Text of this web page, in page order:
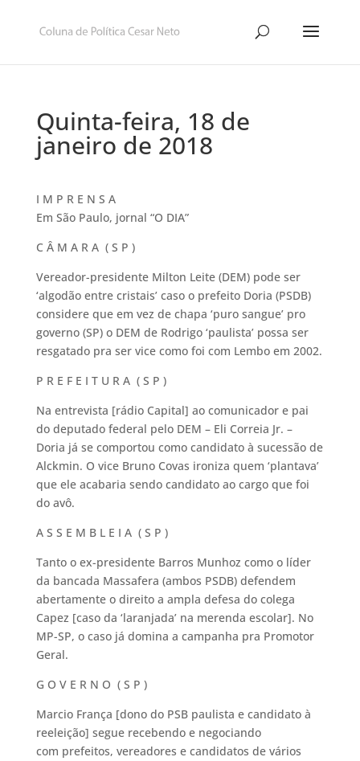
Quinta-feira, 18 de
janeiro de 2018
I M P R E N S A
Em São Paulo, jornal “O DIA”
C Â M A R A ( S P )
Vereador-presidente Milton Leite (DEM) pode ser
‘algodão entre cristais’ caso o prefeito Doria (PSDB)
considere que em vez de chapa ‘puro sangue’ pro
governo (SP) o DEM de Rodrigo ‘paulista’ possa ser
resgatado pra ser vice como foi com Lembo em 2002.
P R E F E I T U R A ( S P )
Na entrevista [rádio Capital] ao comunicador e pai
do deputado federal pelo DEM – Eli Correia Jr. –
Doria já se comportou como candidato à sucessão de
Alckmin. O vice Bruno Covas ironiza quem ‘plantava’
que ele acabaria sendo candidato ao cargo que foi
do avô.
A S S E M B L E I A ( S P )
Tanto o ex-presidente Barros Munhoz como o líder
da bancada Massafera (ambos PSDB) defendem
abertamente o direito a ampla defesa do colega
Capez [caso da ‘laranjada’ na merenda escolar]. No
MP-SP, o caso já domina a campanha pra Promotor
Geral.
G O V E R N O ( S P )
Marcio França [dono do PSB paulista e candidato à
reeleição] segue recebendo e negociando
com prefeitos, vereadores e candidatos de vários